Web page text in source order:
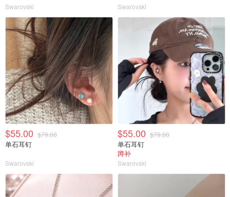
Swarovski Swarovski
$55.00 $79.00
单石耳钉
Swarovski
$55.00 $79.00
单石耳钉
蹲补
Swarovski